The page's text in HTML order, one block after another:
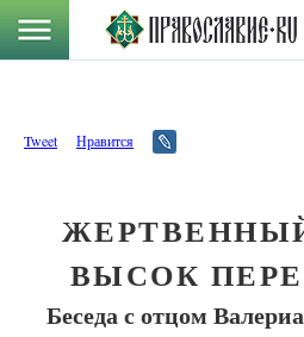
Tweet Нравится
ВЫСОК
Беседа с отцом